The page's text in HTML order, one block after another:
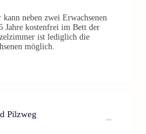
neben zwei Erwachsenen
Jahre kostenfrei im Bett der
ist lediglich die
möglich.
Pilzweg